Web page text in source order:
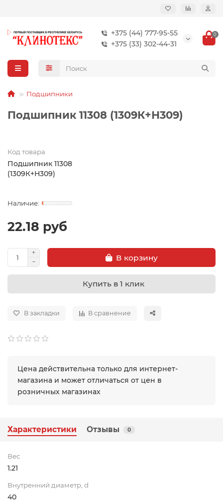
+375 (44) 777-95-55
+375 (33) 302-44-31
0
Подшипники
Подшипник 11308 (1309К+Н309)
Код товара
Подшипник 11308
(1309К+Н309)
22.18 руб
В корзину
Купить в 1 клик
В закладки В сравнение
Цена действительна только для интернет-
магазина и может отличаться от цен в
розничных магазинах
Характеристики Отзывы 0
Вес
1.21
Внутренний диаметр, d
40